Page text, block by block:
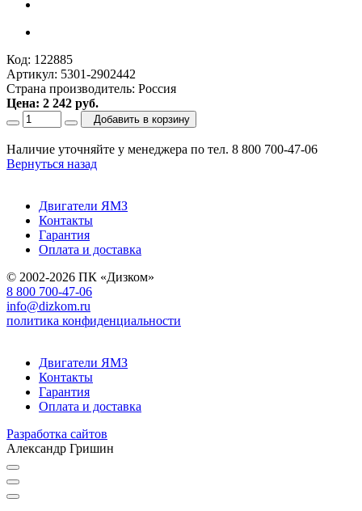
Код: 122885
Артикул: 5301-2902442
Страна производитель: Россия
Цена: 2 242 руб.
Добавить в корзину
Наличие уточняйте у менеджера по тел. 8 800 700-47-06
Вернуться назад
Двигатели ЯМЗ
Контакты
Гарантия
Оплата и доставка
© 2002-2026 ПК «Дизком»
8 800 700-47-06
info@dizkom.ru
политика конфиденциальности
Двигатели ЯМЗ
Контакты
Гарантия
Оплата и доставка
Разработка сайтов
Александр Гришин